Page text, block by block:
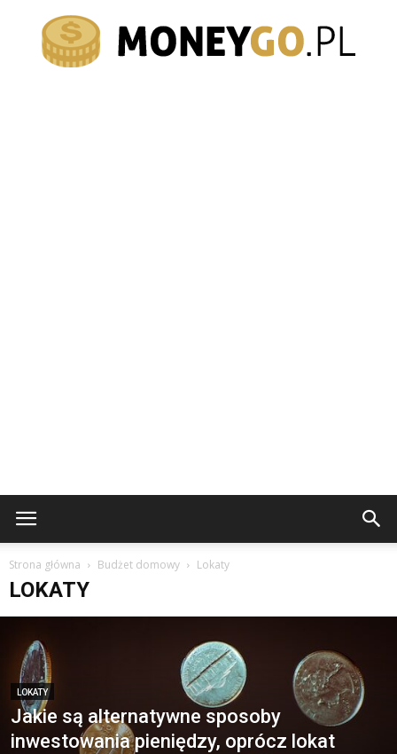
Strona główna Budżet domowy Lokaty
LOKATY
LOKATY
Jakie są alternatywne sposoby
inwestowania pieniędzy, oprócz lokat